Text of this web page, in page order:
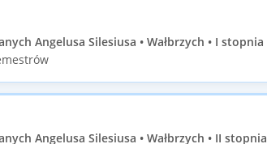
Angelusa Silesiusa • Wałbrzych • I stopnia
Angelusa Silesiusa • Wałbrzych • II stopnia